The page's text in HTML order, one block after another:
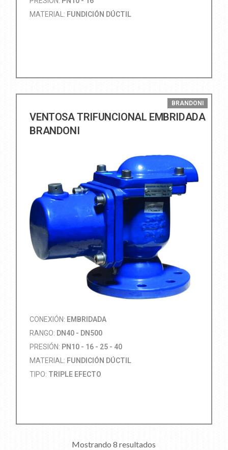
MATERIAL: FUNDICIÓN DÚCTIL
VENTOSA TRIFUNCIONAL EMBRIDADA
BRANDONI
BRANDONI
CONEXIÓN: EMBRIDADA
RANGO: DN40 - DN500
PRESIÓN: PN10 - 16 - 25 - 40
MATERIAL: FUNDICIÓN DÚCTIL
TIPO: TRIPLE EFECTO
Mostrando 8 resultados